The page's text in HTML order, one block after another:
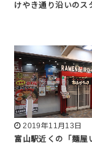
けやき通り沿いのス
2019年11月13日
富山駅近くの「麺屋